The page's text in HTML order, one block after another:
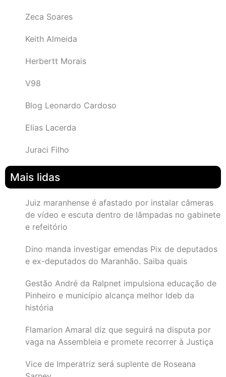
Zeca Soares
Keith Almeida
Herbertt Morais
V98
Blog Leonardo Cardoso
Elias Lacerda
Juraci Filho
Mais lidas
Juiz maranhense é afastado por instalar câmeras
de vídeo e escuta dentro de lâmpadas no gabinete
e refeitório
Dino manda investigar emendas Pix de deputados
e ex-deputados do Maranhão. Saiba quais
Gestão André da Ralpnet impulsiona educação de
Pinheiro e município alcança melhor Ideb da
história
Flamarion Amaral diz que seguirá na disputa por
vaga na Assembleia e promete recorrer à Justiça
Vice de Imperatriz será suplente de Roseana